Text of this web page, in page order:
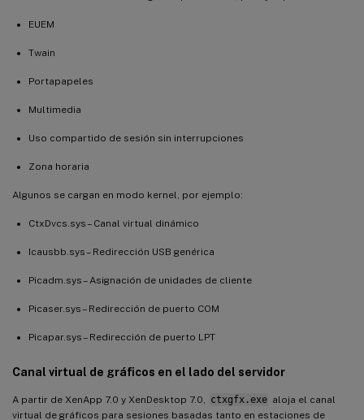
EUEM
Twain
Portapapeles
Multimedia
Uso compartido de sesión sin interrupciones
Zona horaria
Algunos se cargan en modo kernel, por ejemplo:
CtxDvcs.sys – Canal virtual dinámico
Icausbb.sys – Redirección USB genérica
Picadm.sys – Asignación de unidades de cliente
Picaser.sys – Redirección de puerto COM
Picapar.sys – Redirección de puerto LPT
Canal virtual de gráficos en el lado del servidor
A partir de XenApp 7.0 y XenDesktop 7.0, ctxgfx.exe aloja el canal
virtual de gráficos para sesiones basadas tanto en estaciones de